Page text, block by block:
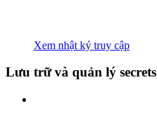
Xem nhật ký truy cập
Lưu trữ và quản lý secrets